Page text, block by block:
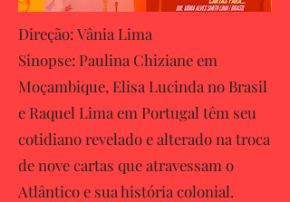
Direção: Vânia Lima
Sinopse: Paulina Chiziane em
Moçambique, Elisa Lucinda no Brasil
e Raquel Lima em Portugal têm seu
cotidiano revelado e alterado na troca
de nove cartas que atravessam o
Atlântico e sua história colonial.